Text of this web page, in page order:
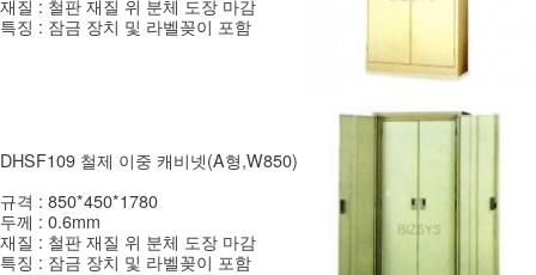
재질 : 철판 재질 위 분체 도장 마감
특징 : 잠금 장치 및 라벨꽂이 포함
DHSF109 철제 이중 캐비넷(A형,W850)
규격 : 850*450*1780
두께 : 0.6mm
재질 : 철판 재질 위 분체 도장 마감
특징 : 잠금 장치 및 라벨꽂이 포함